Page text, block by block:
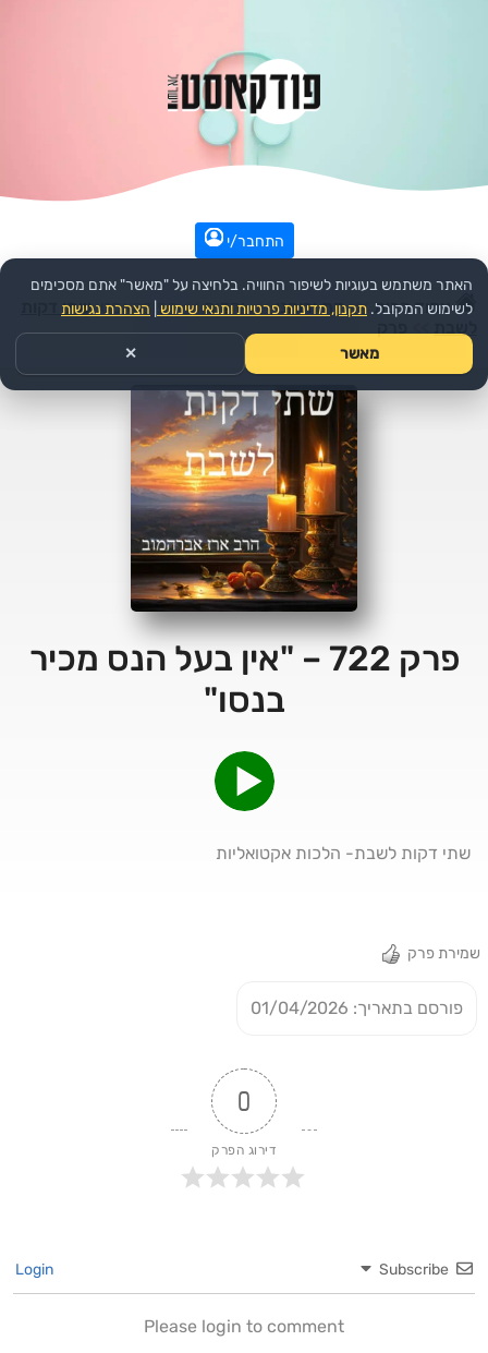
התחבר/י
עמוד הבית >> דת ורוחני >> יהדות >>הפודקאסט: שתי דקות
פרק 722 – "אין בעל הנס מכיר
בנסו"
שתי דקות לשבת- הלכות אקטואליות
שמירת פרק
פורסם בתאריך: 01/04/2026
0
דירוג הפרק
Subscribe
Please login to comment
האתר משתמש בעוגיות לשיפור החוויה. בלחיצה על "מאשר" אתם מסכימים
לשימוש המקובל. תקנון, מדיניות פרטיות ותנאי שימוש הצהרת נגישות
מאשר ✕